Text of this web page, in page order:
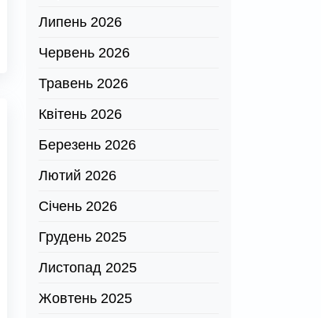
Липень 2026
Червень 2026
Травень 2026
Квітень 2026
Березень 2026
Лютий 2026
Січень 2026
Грудень 2025
Листопад 2025
Жовтень 2025